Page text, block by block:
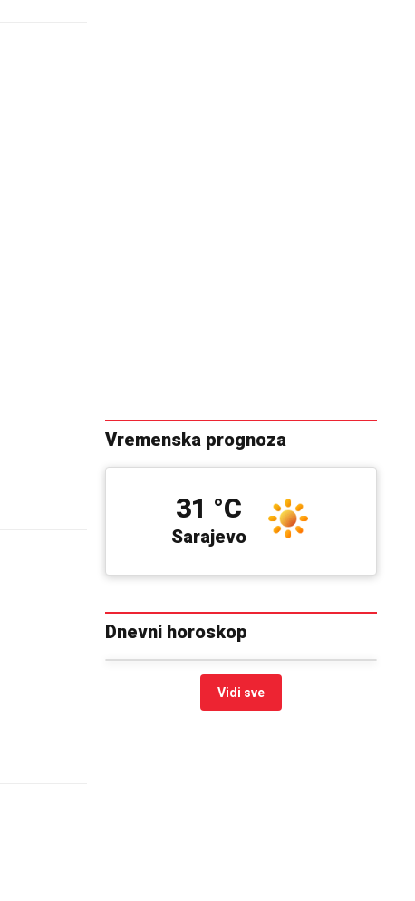
Vremenska prognoza
Sarajevo
31 °C
Dnevni horoskop
Vidi sve